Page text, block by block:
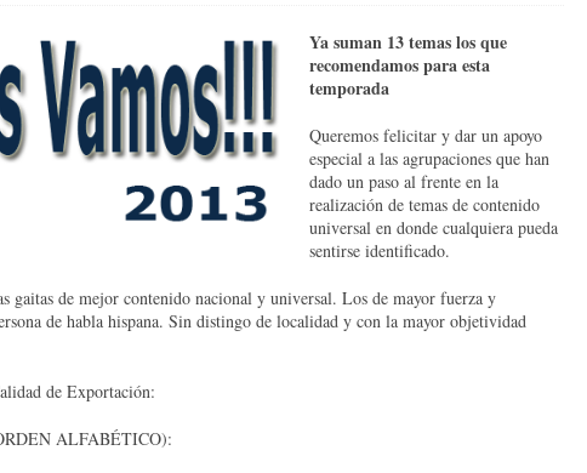
Ya suman 13 temas los que
recomendamos para esta
temporada
Queremos felicitar y dar un apoyo
especial a las agrupaciones que han
dado un paso al frente en la
realización de temas de contenido
universal en donde cualquiera pueda
sentirse identificado.
gaitas de mejor contenido nacional y universal. Los de mayor fuerza y
de habla hispana. Sin distingo de localidad y con la mayor objetividad
de Exportación:
ALFABÉTICO):